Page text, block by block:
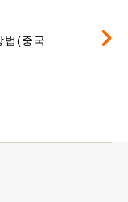
법(중국